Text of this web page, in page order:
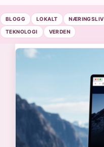
BLOGG LOKALT NÆRINGSLIV
TEKNOLOGI VERDEN